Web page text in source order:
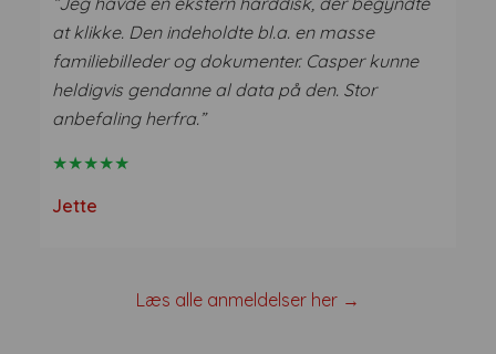
at klikke. Den indeholdte bl.a. en masse
familiebilleder og dokumenter. Casper kunne
heldigvis gendanne al data på den. Stor
anbefaling herfra.”
★★★★★
Jette
Læs alle anmeldelser her →